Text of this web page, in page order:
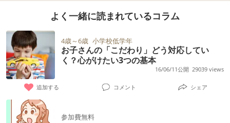
よく一緒に読まれているコラム
4歳～6歳 小学校低学年
お子さんの「こだわり」どう対応してい
く？心がけたい3つの基本
16/06/11公開 29039 views
追加する コメント シェア
参加費無料